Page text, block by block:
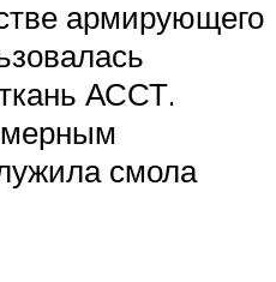
армирующего
АССТ.
смола